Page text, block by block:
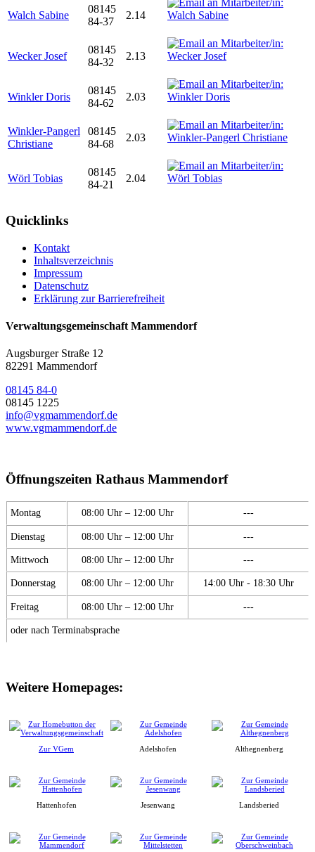
Walch Sabine
08145
84-37
2.14
Wecker Josef
08145
84-32
2.13
Winkler Doris
08145
84-62
2.03
Winkler-Pangerl
Christiane
08145
84-68
2.03
Wörl Tobias
08145
84-21
2.04
Quicklinks
Kontakt
Inhaltsverzeichnis
Impressum
Datenschutz
Erklärung zur Barrierefreiheit
Verwaltungsgemeinschaft Mammendorf
Augsburger Straße 12
82291 Mammendorf
08145 84-0
08145 1225
info@vgmammendorf.de
www.vgmammendorf.de
Öffnungszeiten Rathaus Mammendorf
Montag 08:00 Uhr – 12:00 Uhr ---
Dienstag 08:00 Uhr – 12:00 Uhr ---
Mittwoch 08:00 Uhr – 12:00 Uhr ---
Donnerstag 08:00 Uhr – 12:00 Uhr 14:00 Uhr - 18:30 Uhr
Freitag 08:00 Uhr – 12:00 Uhr ---
oder nach Terminabsprache
Weitere Homepages:
Zur VGem Adelshofen Althegnenberg
Hattenhofen Jesenwang Landsberied